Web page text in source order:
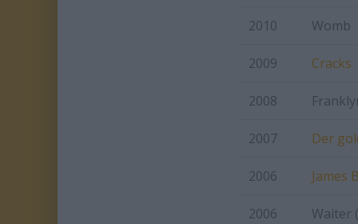
2010 Womb
2009 Cracks
2008
2007 Der
2006 James
2006 Waiter